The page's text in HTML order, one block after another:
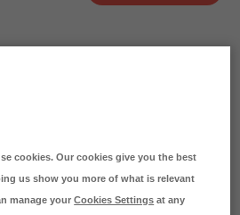
cookies. Our cookies give you the best
us show you more of what is relevant
manage yourCookies Settings at any